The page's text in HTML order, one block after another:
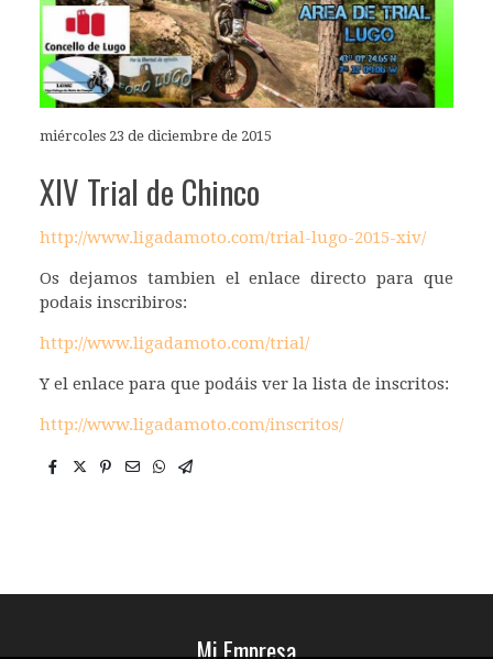
miércoles 23 de diciembre de 2015
XIV Trial de Chinco
http://www.ligadamoto.com/trial-lugo-2015-xiv/
Os dejamos tambien el enlace directo para que
podais inscribiros:
http://www.ligadamoto.com/trial/
Y el enlace para que podáis ver la lista de inscritos:
http://www.ligadamoto.com/inscritos/
Mi Empresa